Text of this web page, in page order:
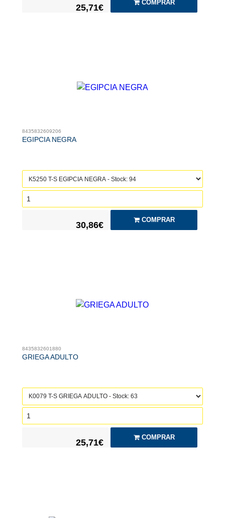
25,71€
COMPRAR
8435832609206
EGIPCIA NEGRA
30,86€
COMPRAR
8435832601880
GRIEGA ADULTO
25,71€
COMPRAR